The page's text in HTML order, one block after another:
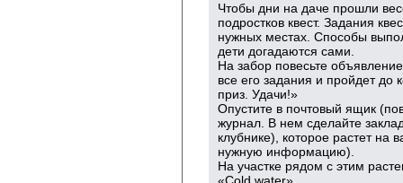
Чтобы дни на даче прошли
подростков квест. Задания
нужных местах. Способы
дети догадаются сами.
На забор повесьте
все его задания и пройдет до
приз. Удачи!»
Опустите в почтовый ящик
журнал. В нем сделайте
клубнике), которое растет
нужную информацию).
На участке рядом с этим